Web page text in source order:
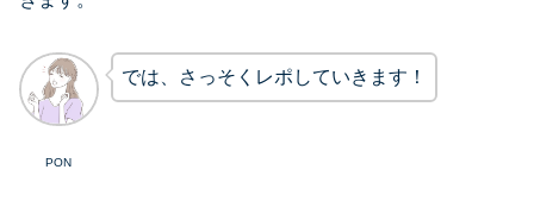
PON
では、さっそくレポしていきます！